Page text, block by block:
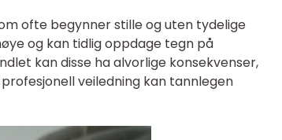
ofte begynner stille og uten tydelige
og kan tidlig oppdage tegn på
kan disse ha alvorlige konsekvenser,
veiledning kan tannlegen